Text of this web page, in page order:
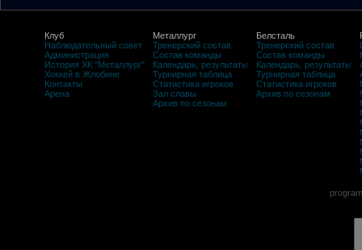
Клуб
Наблюдательный совет
Администрация
История ХК "Металлург"
Хоккей в Жлобине
Контакты
Арена
Металлург
Тренерский состав
Состав команды
Календарь, результаты
Турнирная таблица
Статистика игроков
Зал славы
Архив по сезонам
Белсталь
Тренерский состав
Состав команды
Календарь, результаты
Турнирная таблица
Статистика игроков
Архив по сезонам